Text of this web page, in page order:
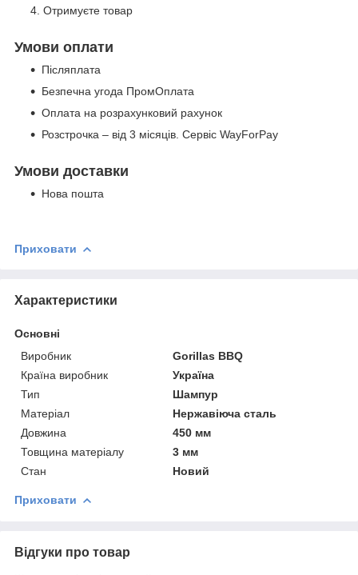
Отримуєте товар
Умови оплати
Післяплата
Безпечна угода ПромОплата
Оплата на розрахунковий рахунок
Розстрочка – від 3 місяців. Сервіс WayForPay
Умови доставки
Нова пошта
Приховати
Характеристики
Основні
Виробник
Gorillas BBQ
Країна виробник
Україна
Тип
Шампур
Матеріал
Нержавіюча сталь
Довжина
450 мм
Товщина матеріалу
3 мм
Стан
Новий
Приховати
Відгуки про товар